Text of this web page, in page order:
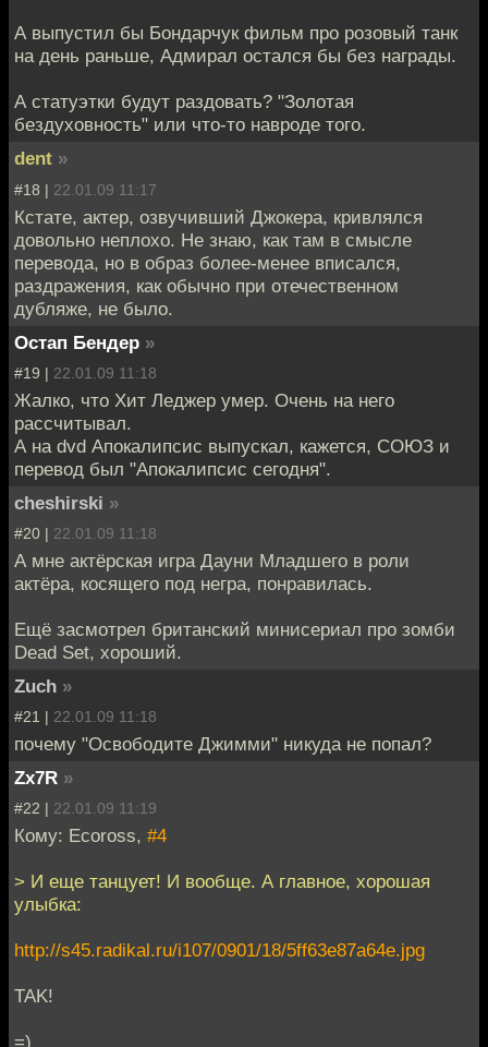
А выпустил бы Бондарчук фильм про розовый танк
на день раньше, Адмирал остался бы без награды.
А статуэтки будут раздовать? "Золотая
бездуховность" или что-то навроде того.
dent »
#18 | 22.01.09 11:17
Кстате, актер, озвучивший Джокера, кривлялся
довольно неплохо. Не знаю, как там в смысле
перевода, но в образ более-менее вписался,
раздражения, как обычно при отечественном
дубляже, не было.
Остап Бендер »
#19 | 22.01.09 11:18
Жалко, что Хит Леджер умер. Очень на него
рассчитывал.
А на dvd Апокалипсис выпускал, кажется, СОЮЗ и
перевод был "Апокалипсис сегодня".
cheshirski »
#20 | 22.01.09 11:18
А мне актёрская игра Дауни Младшего в роли
актёра, косящего под негра, понравилась.
Ещё засмотрел британский минисериал про зомби
Dead Set, хороший.
Zuch »
#21 | 22.01.09 11:18
почему "Освободите Джимми" никуда не попал?
Zx7R »
#22 | 22.01.09 11:19
Кому: Ecoross, #4
> И еще танцует! И вообще. А главное, хорошая
улыбка:
http://s45.radikal.ru/i107/0901/18/5ff63e87a64e.jpg
TAK!
=)